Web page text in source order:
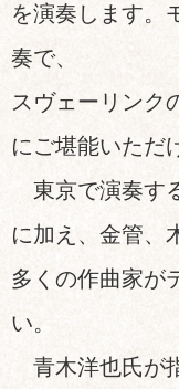
を演奏します。
奏で、
スヴェーリンク
にご堪能いただ
東京で演奏す
に加え、金管、
多くの作曲家が
い。
青木洋也氏が